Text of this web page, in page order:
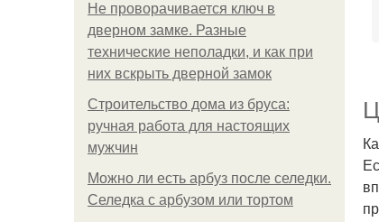
Не проворачивается ключ в
дверном замке. Разные
технические неполадки, и как при
них вскрыть дверной замок
Строительство дома из бруса:
ручная работа для настоящих
мужчин
Можно ли есть арбуз после селедки.
Селедка с арбузом или тортом